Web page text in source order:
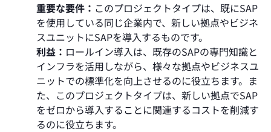
重要な要件： このプロジェクトタイプは、既にSAP
を使用している同じ企業内で、新しい拠点やビジネ
スユニットにSAPを導入するものです。
利益： ロールイン導入は、既存のSAPの専門知識と
インフラを活用しながら、様々な拠点やビジネスユ
ニットでの標準化を向上させるのに役立ちます。ま
た、このプロジェクトタイプは、新しい拠点でSAP
をゼロから導入することに関連するコストを削減す
るのに役立ちます。